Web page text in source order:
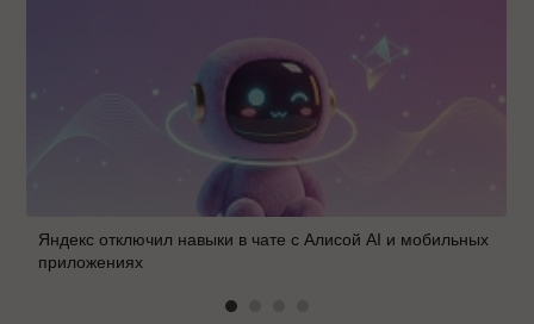
Яндекс отключил навыки в чате с Алисой AI и мобильных
приложениях